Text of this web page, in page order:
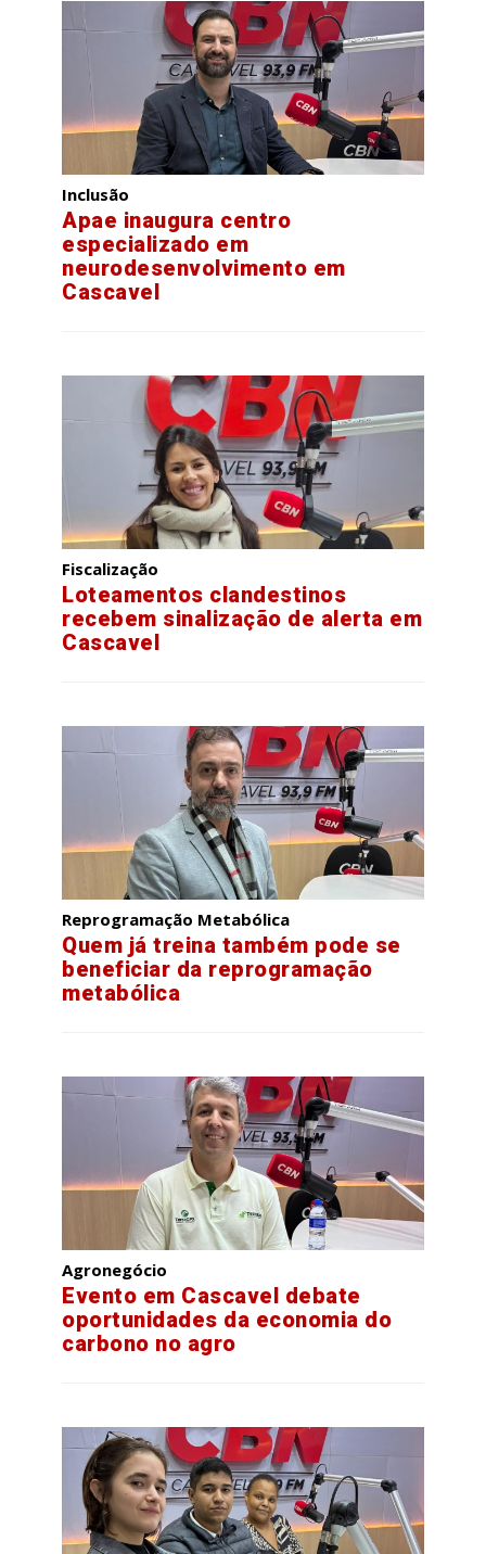
Inclusão
Apae inaugura centro
especializado em
neurodesenvolvimento em
Cascavel
Fiscalização
Loteamentos clandestinos
recebem sinalização de alerta em
Cascavel
Reprogramação Metabólica
Quem já treina também pode se
beneficiar da reprogramação
metabólica
Agronegócio
Evento em Cascavel debate
oportunidades da economia do
carbono no agro